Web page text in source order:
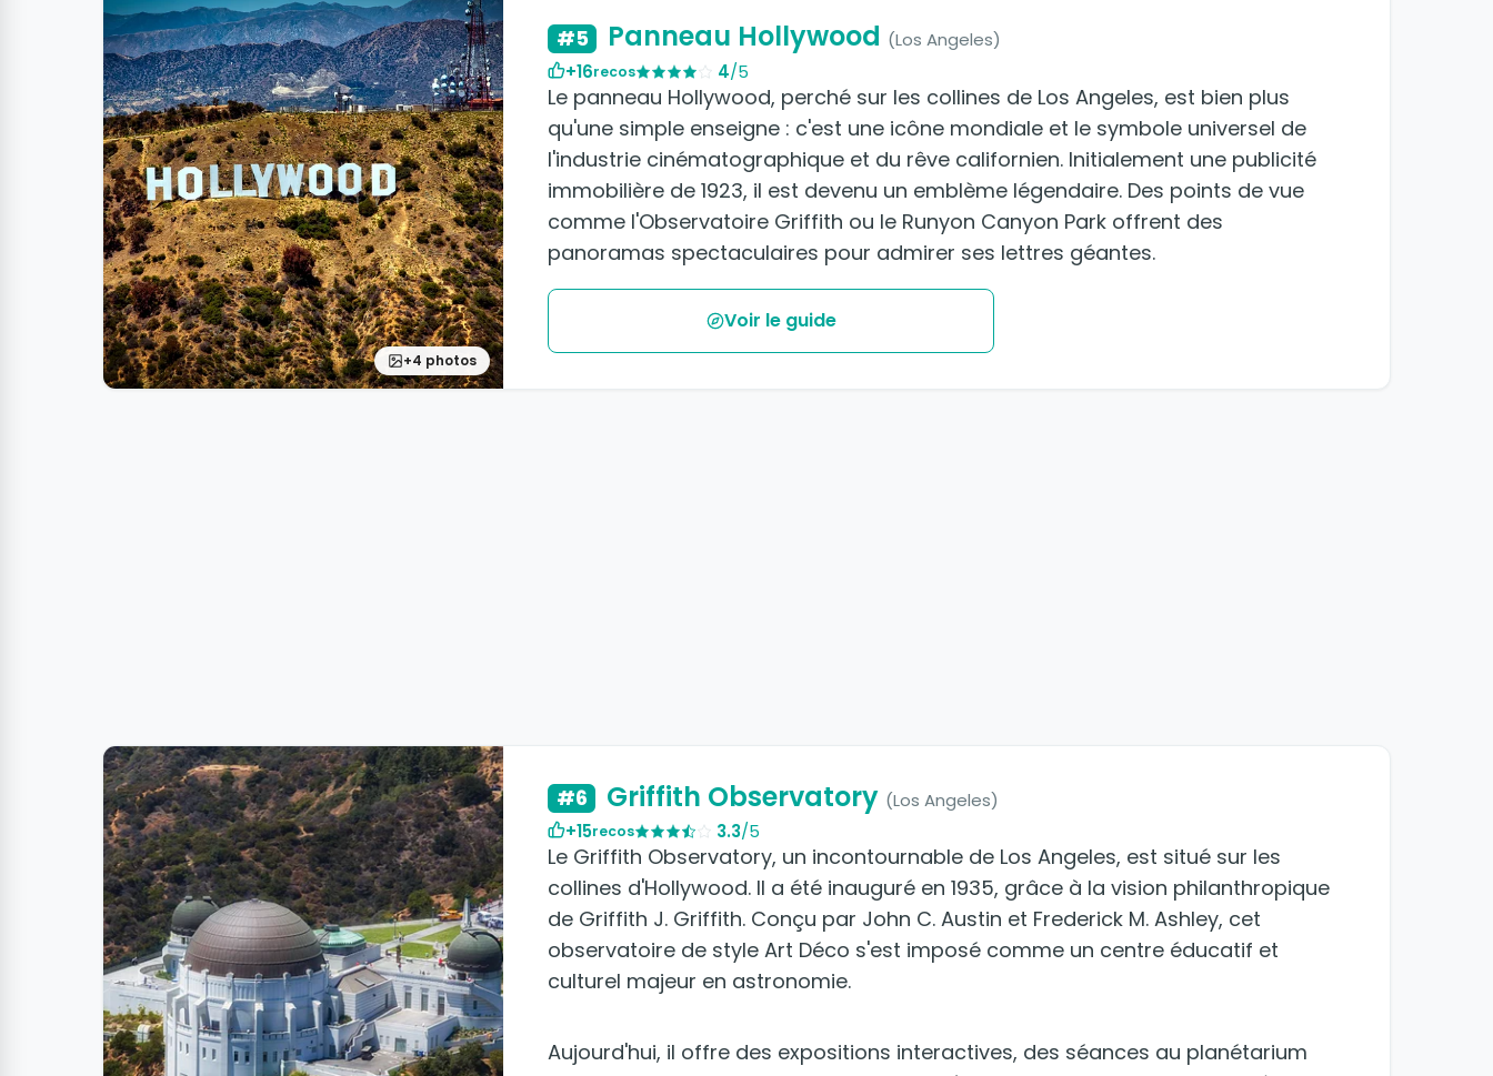
+4 photos
#5 Panneau Hollywood (Los Angeles)
+16recos 4/5
Le panneau Hollywood, perché sur les collines de Los Angeles, est bien plus
qu'une simple enseigne : c'est une icône mondiale et le symbole universel de
l'industrie cinématographique et du rêve californien. Initialement une publicité
immobilière de 1923, il est devenu un emblème légendaire. Des points de vue
comme l'Observatoire Griffith ou le Runyon Canyon Park offrent des
panoramas spectaculaires pour admirer ses lettres géantes.
Voir le guide
#6 Griffith Observatory (Los Angeles)
+15recos 3.3/5
Le Griffith Observatory, un incontournable de Los Angeles, est situé sur les
collines d'Hollywood. Il a été inauguré en 1935, grâce à la vision philanthropique
de Griffith J. Griffith. Conçu par John C. Austin et Frederick M. Ashley, cet
observatoire de style Art Déco s'est imposé comme un centre éducatif et
culturel majeur en astronomie.
Aujourd'hui, il offre des expositions interactives, des séances au planétarium